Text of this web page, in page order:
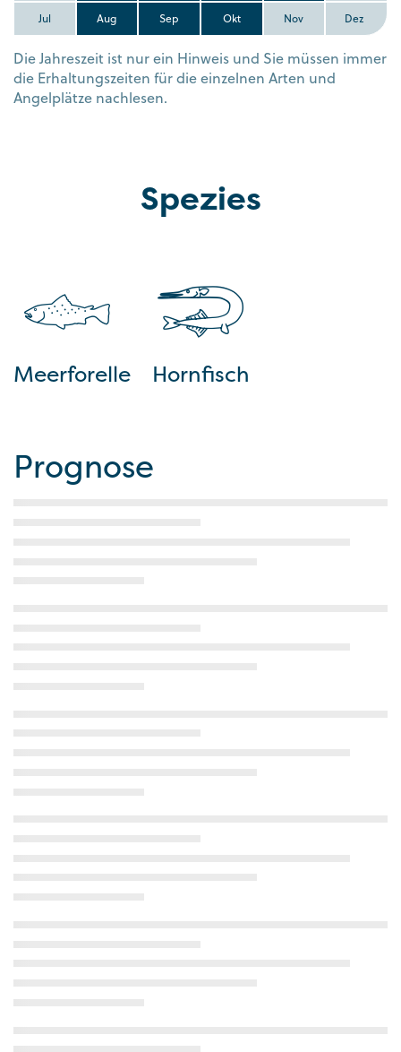
Jul Aug Sep Okt Nov Dez
Die Jahreszeit ist nur ein Hinweis und Sie müssen immer
die Erhaltungszeiten für die einzelnen Arten und
Angelplätze nachlesen.
Spezies
Meerforelle Hornfisch
Prognose